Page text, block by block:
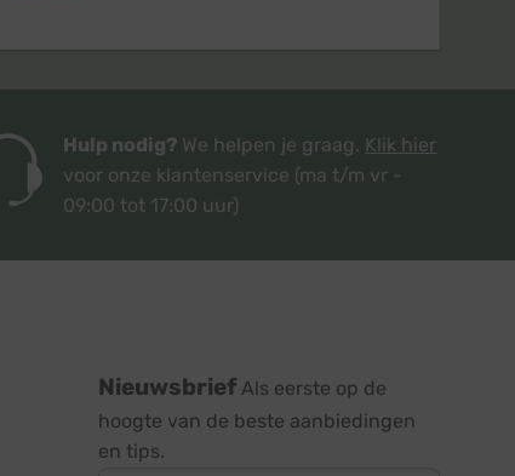
Hulp nodig? We helpen je graag. Klik hier
voor onze klantenservice (ma t/m vr -
09:00 tot 17:00 uur)
Nieuwsbrief Als eerste op de
hoogte van de beste aanbiedingen
en tips.